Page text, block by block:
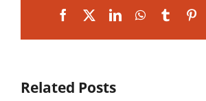
Facebook LinkedInWhatsApp
Tumblr
Related Posts